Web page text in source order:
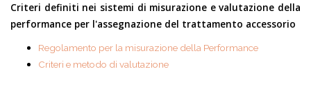
Criteri definiti nei sistemi di misurazione e valutazione della
performance per l'assegnazione del trattamento accessorio
Regolamento per la misurazione della Performance
Criteri e metodo di valutazione